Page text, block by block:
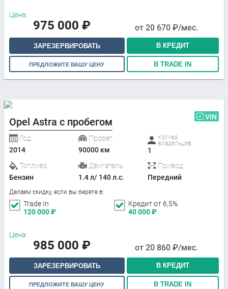
Цена:
975 000 ₽ от 20 670 ₽/мес.
ЗАРЕЗЕРВИРОВАТЬ В КРЕДИТ
ПРЕДЛОЖИТЕ ВАШУ ЦЕНУ В TRADE IN
Opel Astra с пробегом VIN
Год
2014
Пробег
90000 км
Кол-во
владельцев
1
Топливо
Бензин
Двигатель
1.4 л/ 140 л.с.
Привод
Передний
Делаем скидку, если вы берете в:
Trade In
120 000₽
Кредит от 6,5%
40 000₽
Цена:
985 000 ₽ от 20 860 ₽/мес.
ЗАРЕЗЕРВИРОВАТЬ В КРЕДИТ
ПРЕДЛОЖИТЕ ВАШУ ЦЕНУ В TRADE IN